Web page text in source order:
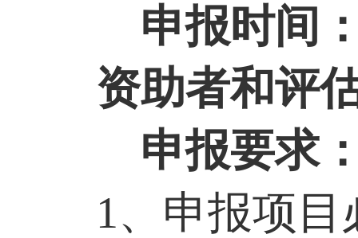
申报时间
资助者和评
申报要求
1、申报项目必